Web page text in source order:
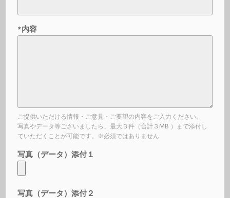
*内容
ご提供いただける情報・ご意見・ご要望の内容をご入力ください。
写真やデータ等ございましたら、最大３件（合計３MB ）まで添付し
ていただくことが可能です。※必須ではありません
写真（データ）添付１
写真（データ）添付２